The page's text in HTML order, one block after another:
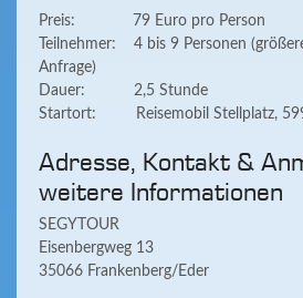
Preis: 79 Euro pro Person
Teilnehmer: 4 bis 9 Personen
Anfrage)
Dauer: 2,5 Stunde
Startort: Reisemobil Stellplatz,
Adresse, Kontakt &
weitere Informationen
SEGYTOUR
Eisenbergweg 13
35066 Frankenberg/Eder